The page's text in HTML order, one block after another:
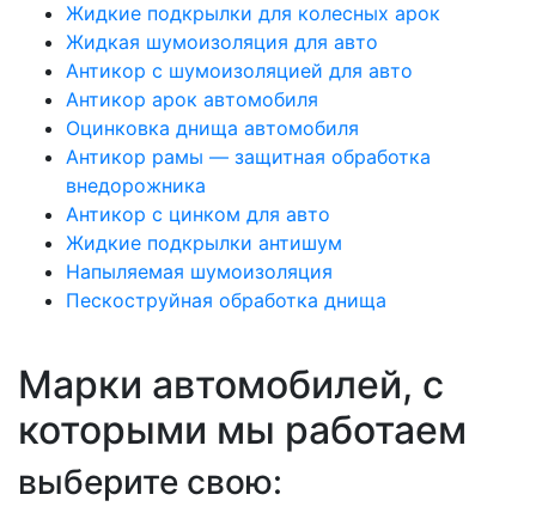
Жидкие подкрылки для колесных арок
Жидкая шумоизоляция для авто
Антикор с шумоизоляцией для авто
Антикор арок автомобиля
Оцинковка днища автомобиля
Антикор рамы — защитная обработка
внедорожника
Антикор с цинком для авто
Жидкие подкрылки антишум
Напыляемая шумоизоляция
Пескоструйная обработка днища
Марки автомобилей, с
которыми мы работаем
выберите свою: